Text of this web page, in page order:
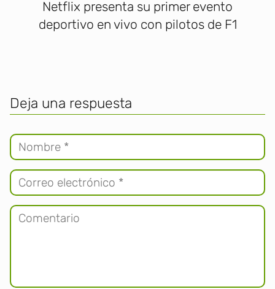
Netflix presenta su primer evento
deportivo en vivo con pilotos de F1
Deja una respuesta